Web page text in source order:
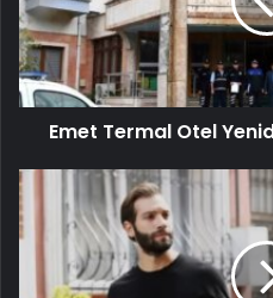
Emet Termal Otel